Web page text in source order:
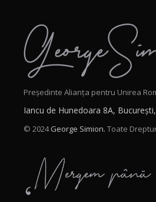
Președinte Alianța pentru Unirea
Iancu de Hunedoara 8A,
© 2024George Simion. Toate